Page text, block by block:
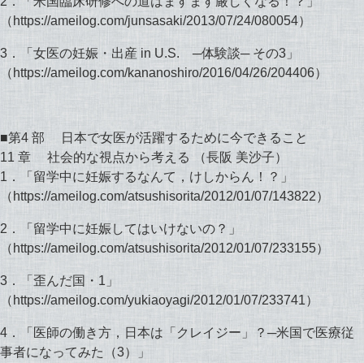
（https://ameilog.com/junsasaki/2013/07/24/080054）
3．「女医の妊娠・出産 in U.S. ─体験談─ その3」
（https://ameilog.com/kananoshiro/2016/04/26/204406）
■第4 部 日本で女医が活躍するために今できること
11 章 社会的な視点から考える （長阪 美沙子）
1．「留学中に妊娠するなんて，けしからん！？」
（https://ameilog.com/atsushisorita/2012/01/07/143822）
2．「留学中に妊娠してはいけないの？」
（https://ameilog.com/atsushisorita/2012/01/07/233155）
3．「歪んだ国・1」
（https://ameilog.com/yukiaoyagi/2012/01/07/233741）
4．「医師の働き方，日本は「クレイジー」？─米国で医療従
事者になってみた（3）」